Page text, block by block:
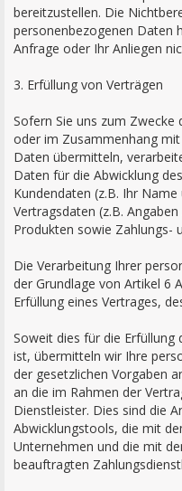
bereitzustellen. Die
personenbezogenen Daten
Anfrage oder Ihr Anliegen
3. Erfüllung von Verträgen
Sofern Sie uns zum Zwecke
oder im Zusammenhang
Daten übermitteln,
Daten für die Abwicklung
Kundendaten (z.B. Ihr
Vertragsdaten (z.B.
Produkten sowie Zahlungs-
Die Verarbeitung Ihrer
der Grundlage von Artikel 6
Erfüllung eines Vertrages,
Soweit dies für die Erfüllung
ist, übermitteln wir Ihre
der gesetzlichen Vorgaben
an die im Rahmen der
Dienstleister. Dies sind die
Abwicklungstools, die mit
Unternehmen und die mit
beauftragten